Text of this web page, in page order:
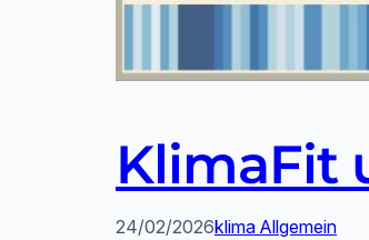
KlimaFit
24/02/2026klima Allgemein